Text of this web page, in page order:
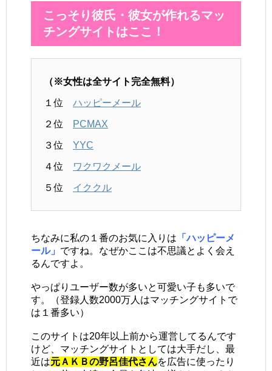
こっそり彼氏・彼女が作れるマッ
チングサイトはここ！
（※女性は全サイト完全無料）
１位 ハッピーメール
２位 PCMAX
３位 YYC
４位 ワクワクメール
５位 イククル
ちなみに私の１番のお気に入りは 「ハッピーメ
ール」 ですね。なぜかここは不思議とよく会え
るんですよ。
やっぱりユーザー数が多いと可愛い子も多いで
す。（登録人数2000万人はマッチングサイトで
は１番多い）
このサイトは20年以上前から運営してるんです
けど、マッチングサイトとしては大手だし、最
近は元ＡＫＢの野呂佳代さんを広告に使ったり